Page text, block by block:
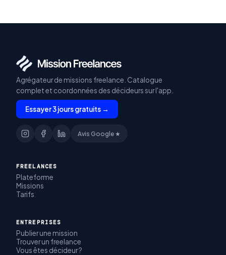
Agrégateur de missions freelance. Catalogue
complet et coordonnées des décideurs sur l'app.
Essayer 3 jours gratuits →
Avis Google ★
FREELANCES
Plateforme
Missions
Tarifs
ENTREPRISES
Publier une mission
Trouver un freelance
Vous êtes décideur ?